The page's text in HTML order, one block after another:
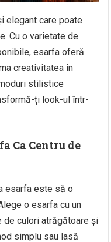
elegant care poate
Cu o varietate de
esarfa oferă
creativitatea în
stilistice
ți look-ul într-
Ca Centru de
esarfa este să o
o esarfa cu un
culori atrăgătoare și
simplu sau lasă